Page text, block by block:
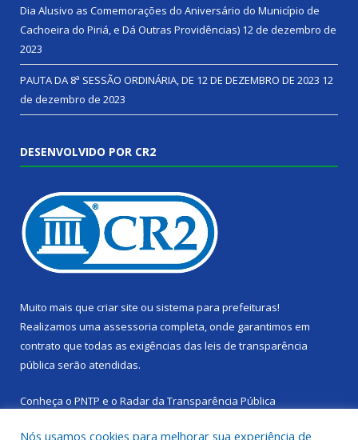
Dia Alusivo as Comemorações do Aniversário do Município de
Cachoeira do Piriá, e Dá Outras Providências) 12 de dezembro de
2023
PAUTA DA 8ª SESSÃO ORDINÁRIA, DE 12 DE DEZEMBRO DE 2023 12
de dezembro de 2023
DESENVOLVIDO POR CR2
Muito mais que criar site ou sistema para prefeituras!
Realizamos uma assessoria completa, onde garantimos em
contrato que todas as exigências das leis de transparência
pública serão atendidas.
Conheça o PNTP e o Radar da Transparência Pública
Nós usamos cookies para melhorar sua experiência de